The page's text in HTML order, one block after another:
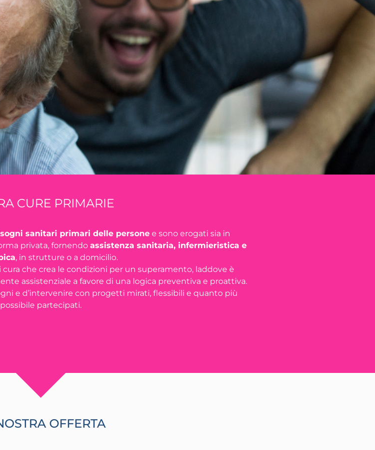
CURE PRIMARIE
sanitari primari delle personee sono erogati sia in
privata, fornendo assistenza sanitaria, infermieristica e
, in strutture o a domicilio.
cura che crea le condizioni per un superamento, laddove è
assistenziale a favore di una logica preventiva e proattiva.
e d’intervenire con progetti mirati, flessibili e quanto più
possibile partecipati.
OFFERTA